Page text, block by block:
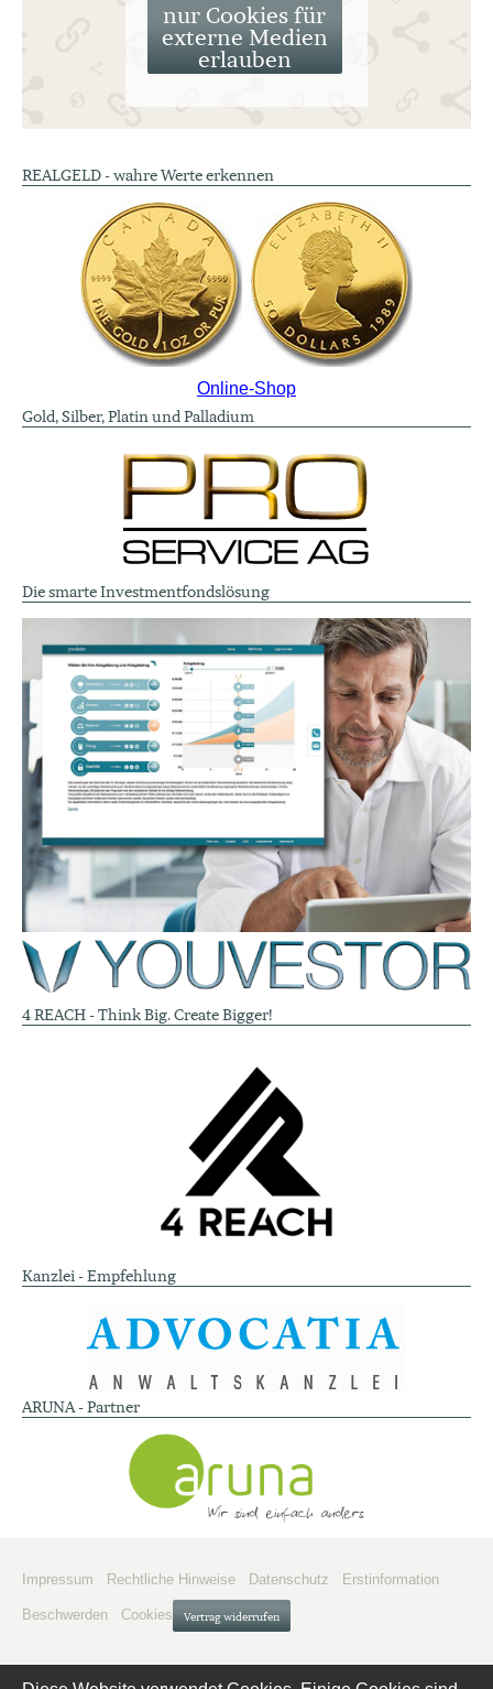
nur Cookies für
externe Medien
erlauben
REALGELD - wahre Werte erkennen
Online-Shop
Gold, Silber, Platin und Palladium
Die smarte Investmentfondslösung
4 REACH - Think Big. Create Bigger!
Kanzlei - Empfehlung
ARUNA - Partner
Impressum Rechtliche Hinweise Datenschutz Erstinformation
Beschwerden Cookies Vertrag widerrufen